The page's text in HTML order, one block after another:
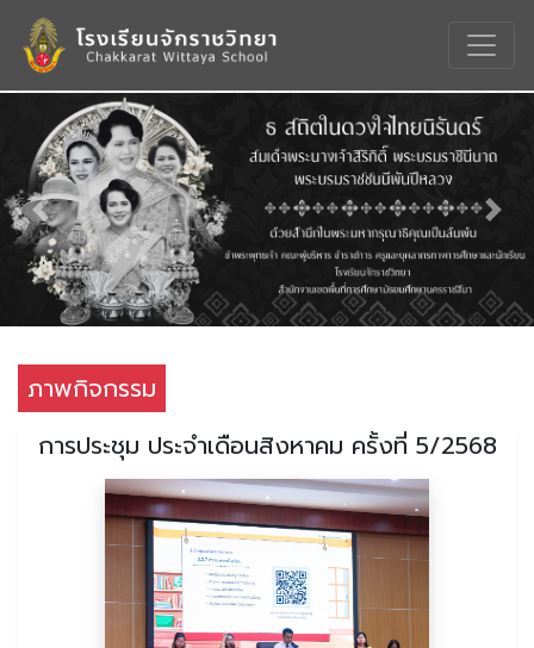
Previous Next
ภาพกิจกรรม
การประชุม ประจำเดือนสิงหาคม ครั้งที่ 5/2568